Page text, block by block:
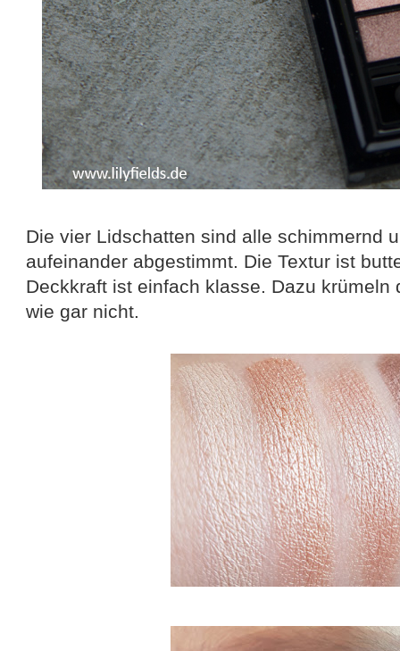
Die vier Lidschatten sind alle schimmernd
aufeinander abgestimmt. Die Textur ist
Deckkraft ist einfach klasse. Dazu krümeln
wie gar nicht.